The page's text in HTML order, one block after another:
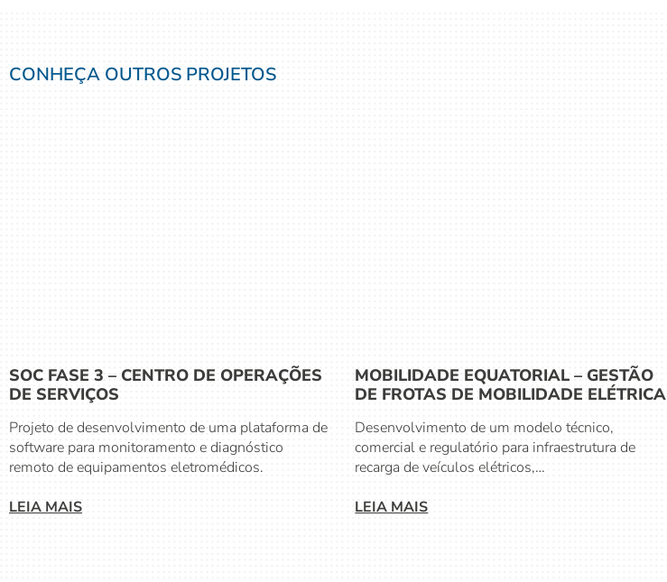
CONHEÇA OUTROS PROJETOS
SOC FASE 3 – CENTRO DE OPERAÇÕES
DE SERVIÇOS
Projeto de desenvolvimento de uma plataforma de
software para monitoramento e diagnóstico
remoto de equipamentos eletromédicos.
LEIA MAIS
MOBILIDADE EQUATORIAL – GESTÃO
DE FROTAS DE MOBILIDADE ELÉTRICA
Desenvolvimento de um modelo técnico,
comercial e regulatório para infraestrutura de
recarga de veículos elétricos,…
LEIA MAIS